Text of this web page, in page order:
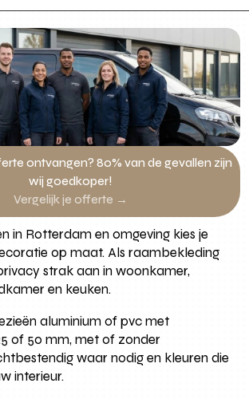
ontvangen? 80% van de gevallen zijn
wij goedkoper!
Vergelijk je offerte →
in Rotterdam en omgeving kies je
op maat. Als raambekleding
strak aan in woonkamer,
en keuken.
aluminium of pvc met
of 50 mm, met of zonder
waar nodig en kleuren die
interieur.